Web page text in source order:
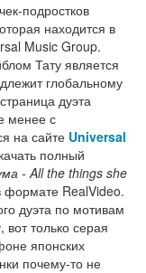
подростков
находится в
Music Group.
Тату является
глобальному
дуэта
менее с
на сайте Universal
полный
- All the things she
формате RealVideo.
дуэта по мотивам
вот только серая
японских
почему-то не